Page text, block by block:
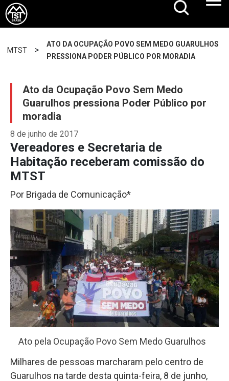
MTST >
ATO DA OCUPAÇÃO POVO SEM MEDO GUARULHOS
PRESSIONA PODER PÚBLICO POR MORADIA
Ato da Ocupação Povo Sem Medo
Guarulhos pressiona Poder Público por
moradia
8 de junho de 2017
Vereadores e Secretaria de
Habitação receberam comissão do
MTST
Por Brigada de Comunicação*
Ato pela Ocupação Povo Sem Medo Guarulhos
Milhares de pessoas marcharam pelo centro de
Guarulhos na tarde desta quinta-feira, 8 de junho,